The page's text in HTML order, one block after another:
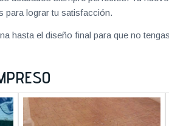
para lograr tu satisfacción.
hasta el diseño final para que no